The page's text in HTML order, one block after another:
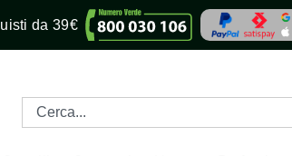
da 39€